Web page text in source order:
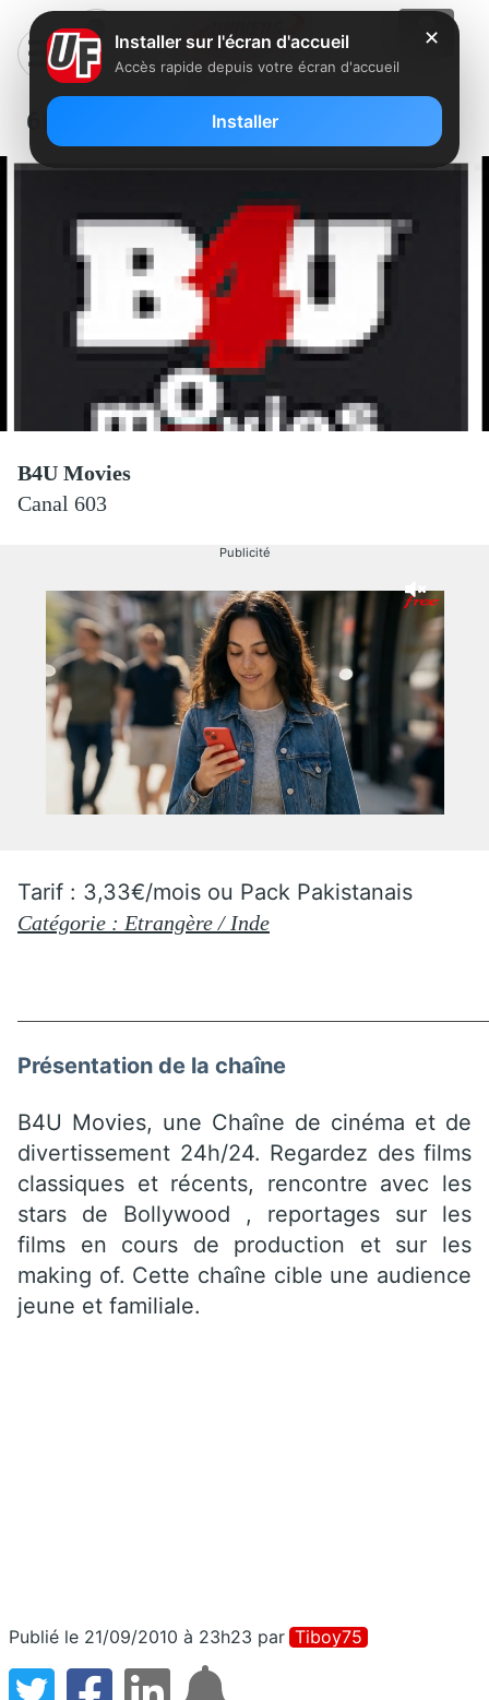
603 – B4U MOVIES
B4U Movies
Canal 603
Publicité
Tarif : 3,33€/mois ou Pack Pakistanais
Catégorie : Etrangère / Inde
Présentation de la chaîne
B4U Movies, une Chaîne de cinéma et de
divertissement 24h/24. Regardez des films
classiques et récents, rencontre avec les
stars de Bollywood , reportages sur les
films en cours de production et sur les
making of. Cette chaîne cible une audience
jeune et familiale.
Publié le 21/09/2010 à 23h23 par Tiboy75
✕
Installer sur l'écran d'accueil
Accès rapide depuis votre écran d'accueil
Installer